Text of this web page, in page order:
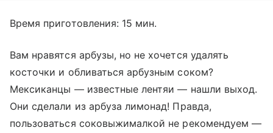
Время приготовления: 15 мин.
Вам нравятся арбузы, но не хочется удалять
косточки и обливаться арбузным соком?
Мексиканцы — известные лентяи — нашли выход.
Они сделали из арбуза лимонад! Правда,
пользоваться соковыжималкой не рекомендуем —